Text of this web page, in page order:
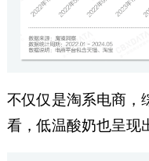
不仅仅是淘系电商，
看，低温酸奶也呈现